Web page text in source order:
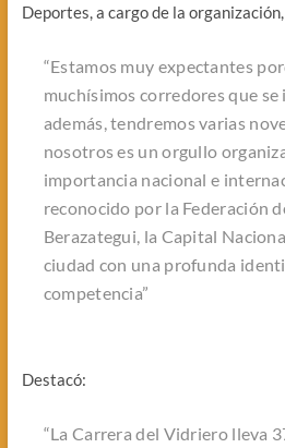
Deportes, a cargo de la
“Estamos muy expectantes
muchísimos corredores que se
además, tendremos varias
nosotros es un orgullo
importancia nacional e
reconocido por la Federación
Berazategui, la Capital
ciudad con una profunda
competencia”
Destacó:
“La Carrera del Vidriero lleva